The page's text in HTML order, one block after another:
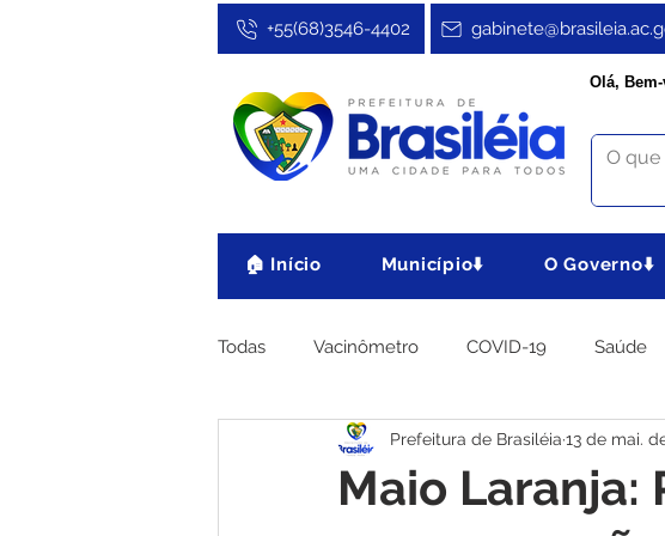
+55(68)3546-4402
Olá,
🏠 Início Município⬇️ O Governo⬇️
Todas Vacinômetro COVID-19 Saúde
Cultura, Festa e Esporte No Gabinete
Maio
Prefeitura de Brasiléia 13 de mai.